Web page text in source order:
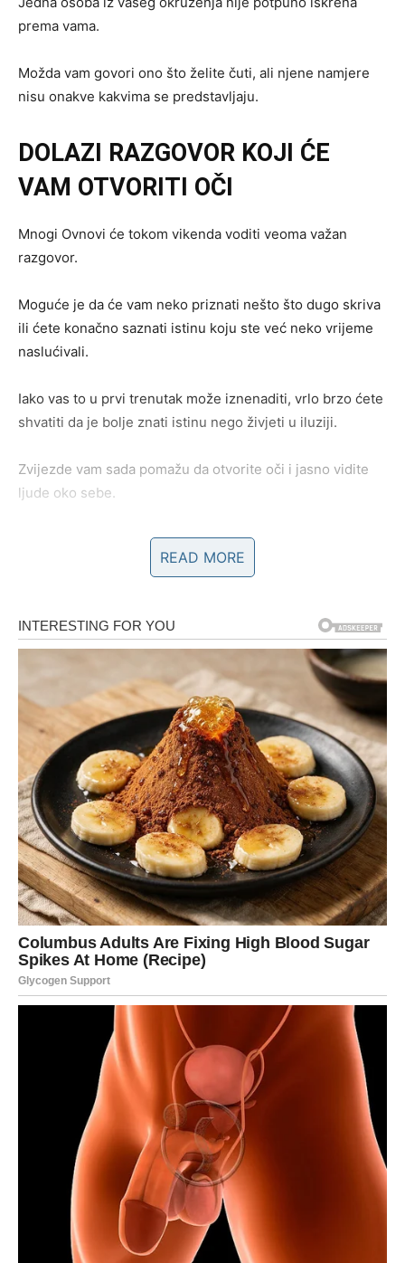
prema vama.
Možda vam govori ono što želite čuti, ali njene namjere
nisu onakve kakvima se predstavljaju.
DOLAZI RAZGOVOR KOJI ĆE
VAM OTVORITI OČI
Mnogi Ovnovi će tokom vikenda voditi veoma važan
razgovor.
Moguće je da će vam neko priznati nešto što dugo skriva
ili ćete konačno saznati istinu koju ste već neko vrijeme
naslućivali.
Iako vas to u prvi trenutak može iznenaditi, vrlo brzo ćete
shvatiti da je bolje znati istinu nego živjeti u iluziji.
Zvijezde vam sada pomažu da otvorite oči i jasno vidite
ljude oko sebe.
NOVAC I PRILIKE STIŽU KROZ
NEOČEKIVAN SUSRET
Ovaj vikend mogao bi vam donijeti i zanimljivu priliku
povezanu sa novcem ili poslom.
Moguće je da će jedan slučajan susret ili razgovor
pokrenuti nešto veoma važno za vašu budućnost.
Nemojte odbijati pozive, druženja ili kontakte sa ljudima
koje dugo niste vidjeli.
Sudbina vam upravo kroz takve situacije pokušava
otvoriti nova vrata.
LJUBAV – SRCE VAM GOVORI
ISTINU
Kada je ljubav u pitanju, ovog vikenda ćete mnogo jasnije
vidjeti šta želite.
READ MORE